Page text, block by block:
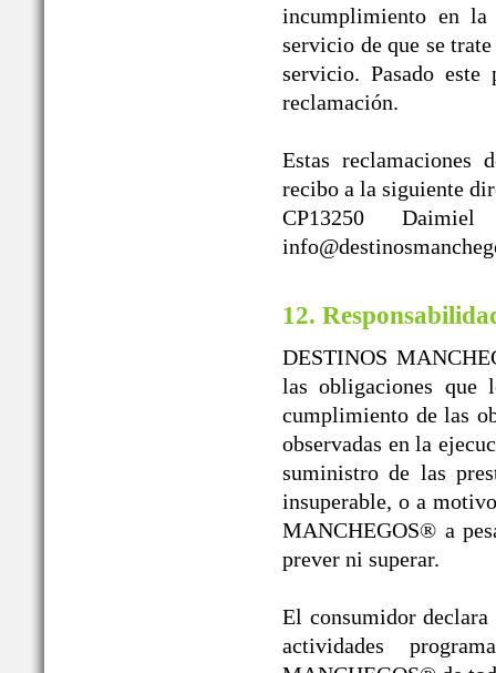
incumplimiento en
servicio de que se
servicio. Pasado
reclamación.
Estas reclamaciones
recibo a la siguiente
CP13250
12.
DESTINOS
las obligaciones que
cumplimiento de las
observadas en la
suministro de las
insuperable, o a
MANCHEGOS® a
prever ni superar.
El consumidor
actividades